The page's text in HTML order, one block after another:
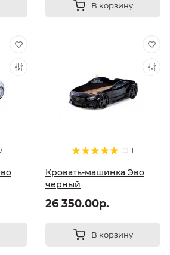
В корзину
1
Кровать-машинка Эво
черный
26 350.00р.
В корзину